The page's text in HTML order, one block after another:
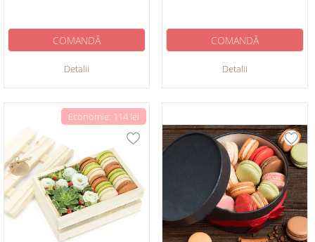
Detalii
COMANDĂ
Detalii
COMANDĂ
Economie: 114 lei